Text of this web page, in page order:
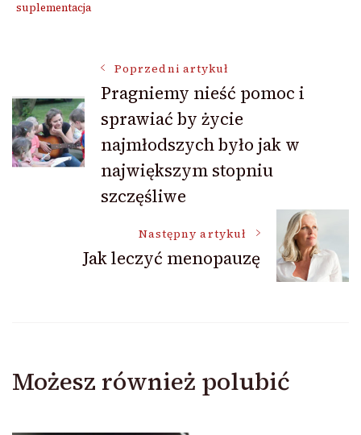
suplementacja
Nawigacja
wpisu
Poprzedni artykuł
Pragniemy nieść pomoc i
sprawiać by życie
najmłodszych było jak w
największym stopniu
szczęśliwe
Następny artykuł
Jak leczyć menopauzę
Możesz również polubić